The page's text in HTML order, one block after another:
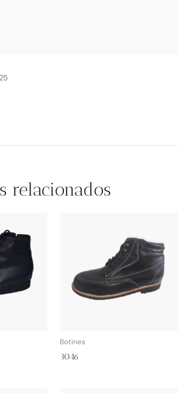
relacionados
Botines
3046